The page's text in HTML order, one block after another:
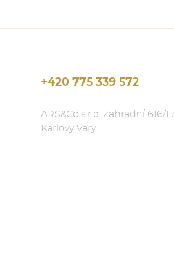
+420 775 339 572
ARS&Co s.r.o. Zahradní 616/1
Karlovy Vary